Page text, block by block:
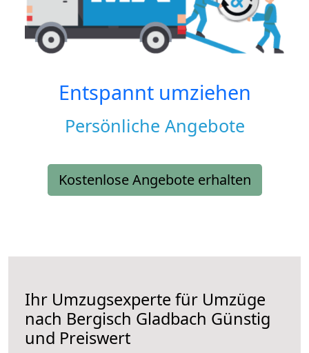
Entspannt umziehen
Persönliche Angebote
Kostenlose Angebote erhalten
Ihr Umzugsexperte für Umzüge
nach Bergisch Gladbach Günstig
und Preiswert